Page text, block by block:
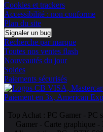
Cookies et trackers
Accessibilité : non conforme
Plan du site
Signaler un bug
Recherche par marque
Toutes nos ventes flash
Nouveautés du jour
Soldes
Paiements sécurisés
Top Achat : PC Gamer- PC
Gamer - Carte graphique -